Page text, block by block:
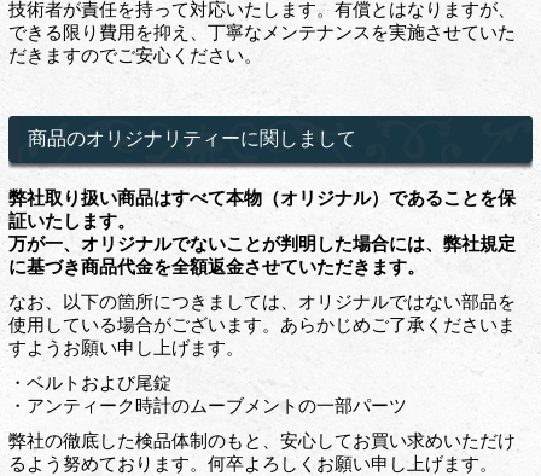
技術者が責任を持って対応いたします。有償とはなりますが、
できる限り費用を抑え、丁寧なメンテナンスを実施させていた
だきますのでご安心ください。
商品のオリジナリティーに関しまして
弊社取り扱い商品はすべて本物（オリジナル）であることを保
証いたします。
万が一、オリジナルでないことが判明した場合には、弊社規定
に基づき商品代金を全額返金させていただきます。
なお、以下の箇所につきましては、オリジナルではない部品を
使用している場合がございます。あらかじめご了承くださいま
すようお願い申し上げます。
・ベルトおよび尾錠
・アンティーク時計のムーブメントの一部パーツ
弊社の徹底した検品体制のもと、安心してお買い求めいただけ
るよう努めております。何卒よろしくお願い申し上げます。